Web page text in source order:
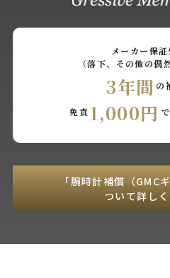
メーカー保
（落下、その他の偶
3年間 の
免責 1,000円 で
「腕時計補償（GMC
ついて詳し